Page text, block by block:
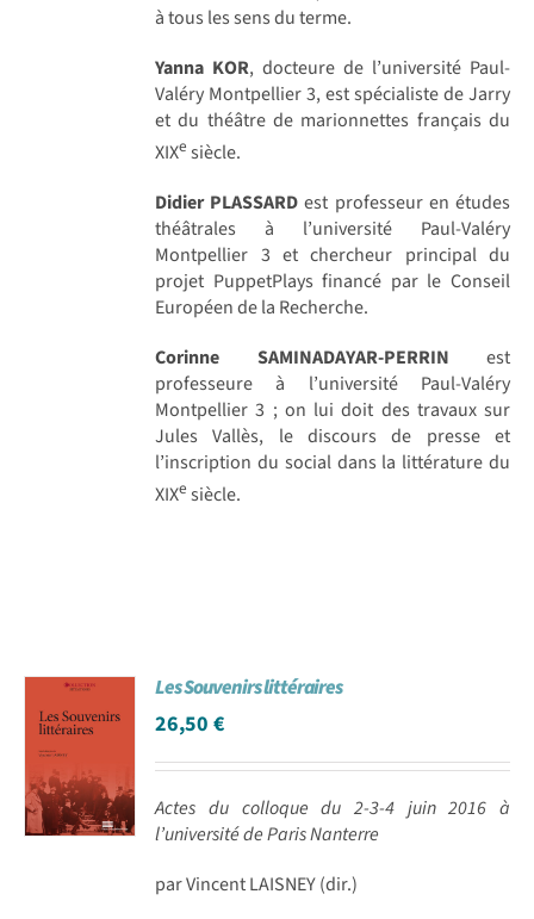
à tous les sens du terme.
Yanna KOR, docteure de l’université Paul-
Valéry Montpellier 3, est spécialiste de Jarry
et du théâtre de marionnettes français du
XIXe siècle.
Didier PLASSARD est professeur en études
théâtrales à l’université Paul-Valéry
Montpellier 3 et chercheur principal du
projet PuppetPlays financé par le Conseil
Européen de la Recherche.
Corinne SAMINADAYAR-PERRIN est
professeure à l’université Paul-Valéry
Montpellier 3 ; on lui doit des travaux sur
Jules Vallès, le discours de presse et
l’inscription du social dans la littérature du
XIXe siècle.
Les Souvenirs littéraires
26,50€
Actes du colloque du 2-3-4 juin 2016 à
l’université de Paris Nanterre
par Vincent LAISNEY (dir.)